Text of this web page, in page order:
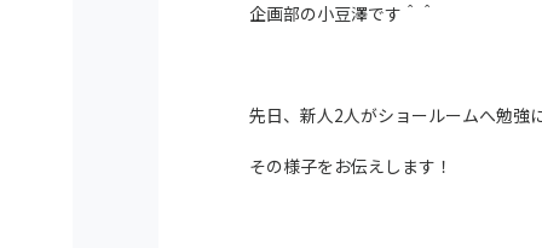
企画部の小豆澤です＾＾
先日、新人2人がショールームへ勉強
その様子をお伝えします！